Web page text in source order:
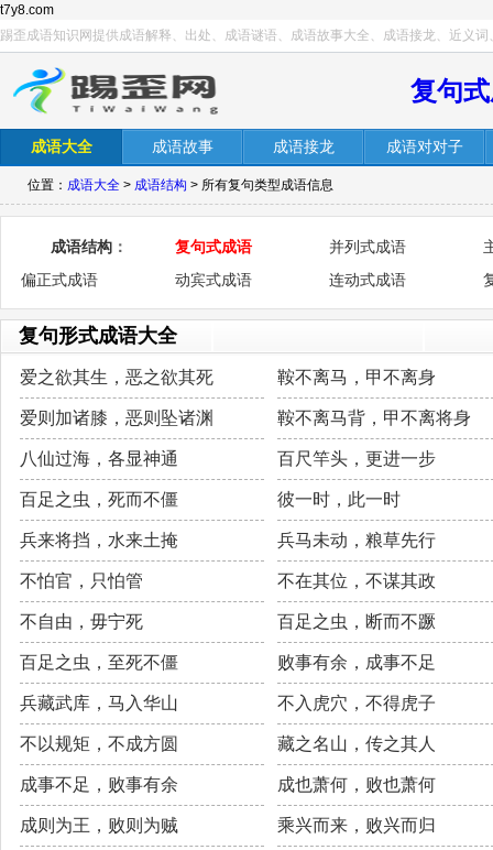
t7y8.com
踢歪成语知识网提供成语解释、出处、成语谜语、成语故事大全、成语接龙、近义
复句
成语大全 成语故事 成语接龙 成语对对子
位置： 成语大全 > 成语结构 > 所有复句类型成语信息
成语结构 ： 复句式成语 并列式成语
偏正式成语
动宾式成语 连动式成语
复句形式成语大全
爱之欲其生，恶之欲其死 鞍不离马，甲不离身
爱则加诸膝，恶则坠诸渊 鞍不离马背，甲不离将身
八仙过海，各显神通 百尺竿头，更进一步
百足之虫，死而不僵 彼一时，此一时
兵来将挡，水来土掩 兵马未动，粮草先行
不怕官，只怕管 不在其位，不谋其政
不自由，毋宁死 百足之虫，断而不蹶
百足之虫，至死不僵 败事有余，成事不足
兵藏武库，马入华山 不入虎穴，不得虎子
不以规矩，不成方圆 藏之名山，传之其人
成事不足，败事有余 成也萧何，败也萧何
成则为王，败则为贼 乘兴而来，败兴而归